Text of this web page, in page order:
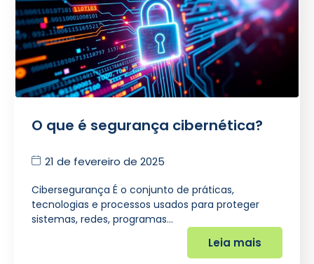
O que é segurança cibernética?
21 de fevereiro de 2025
Cibersegurança É o conjunto de práticas,
tecnologias e processos usados para proteger
sistemas, redes, programas…
Leia mais